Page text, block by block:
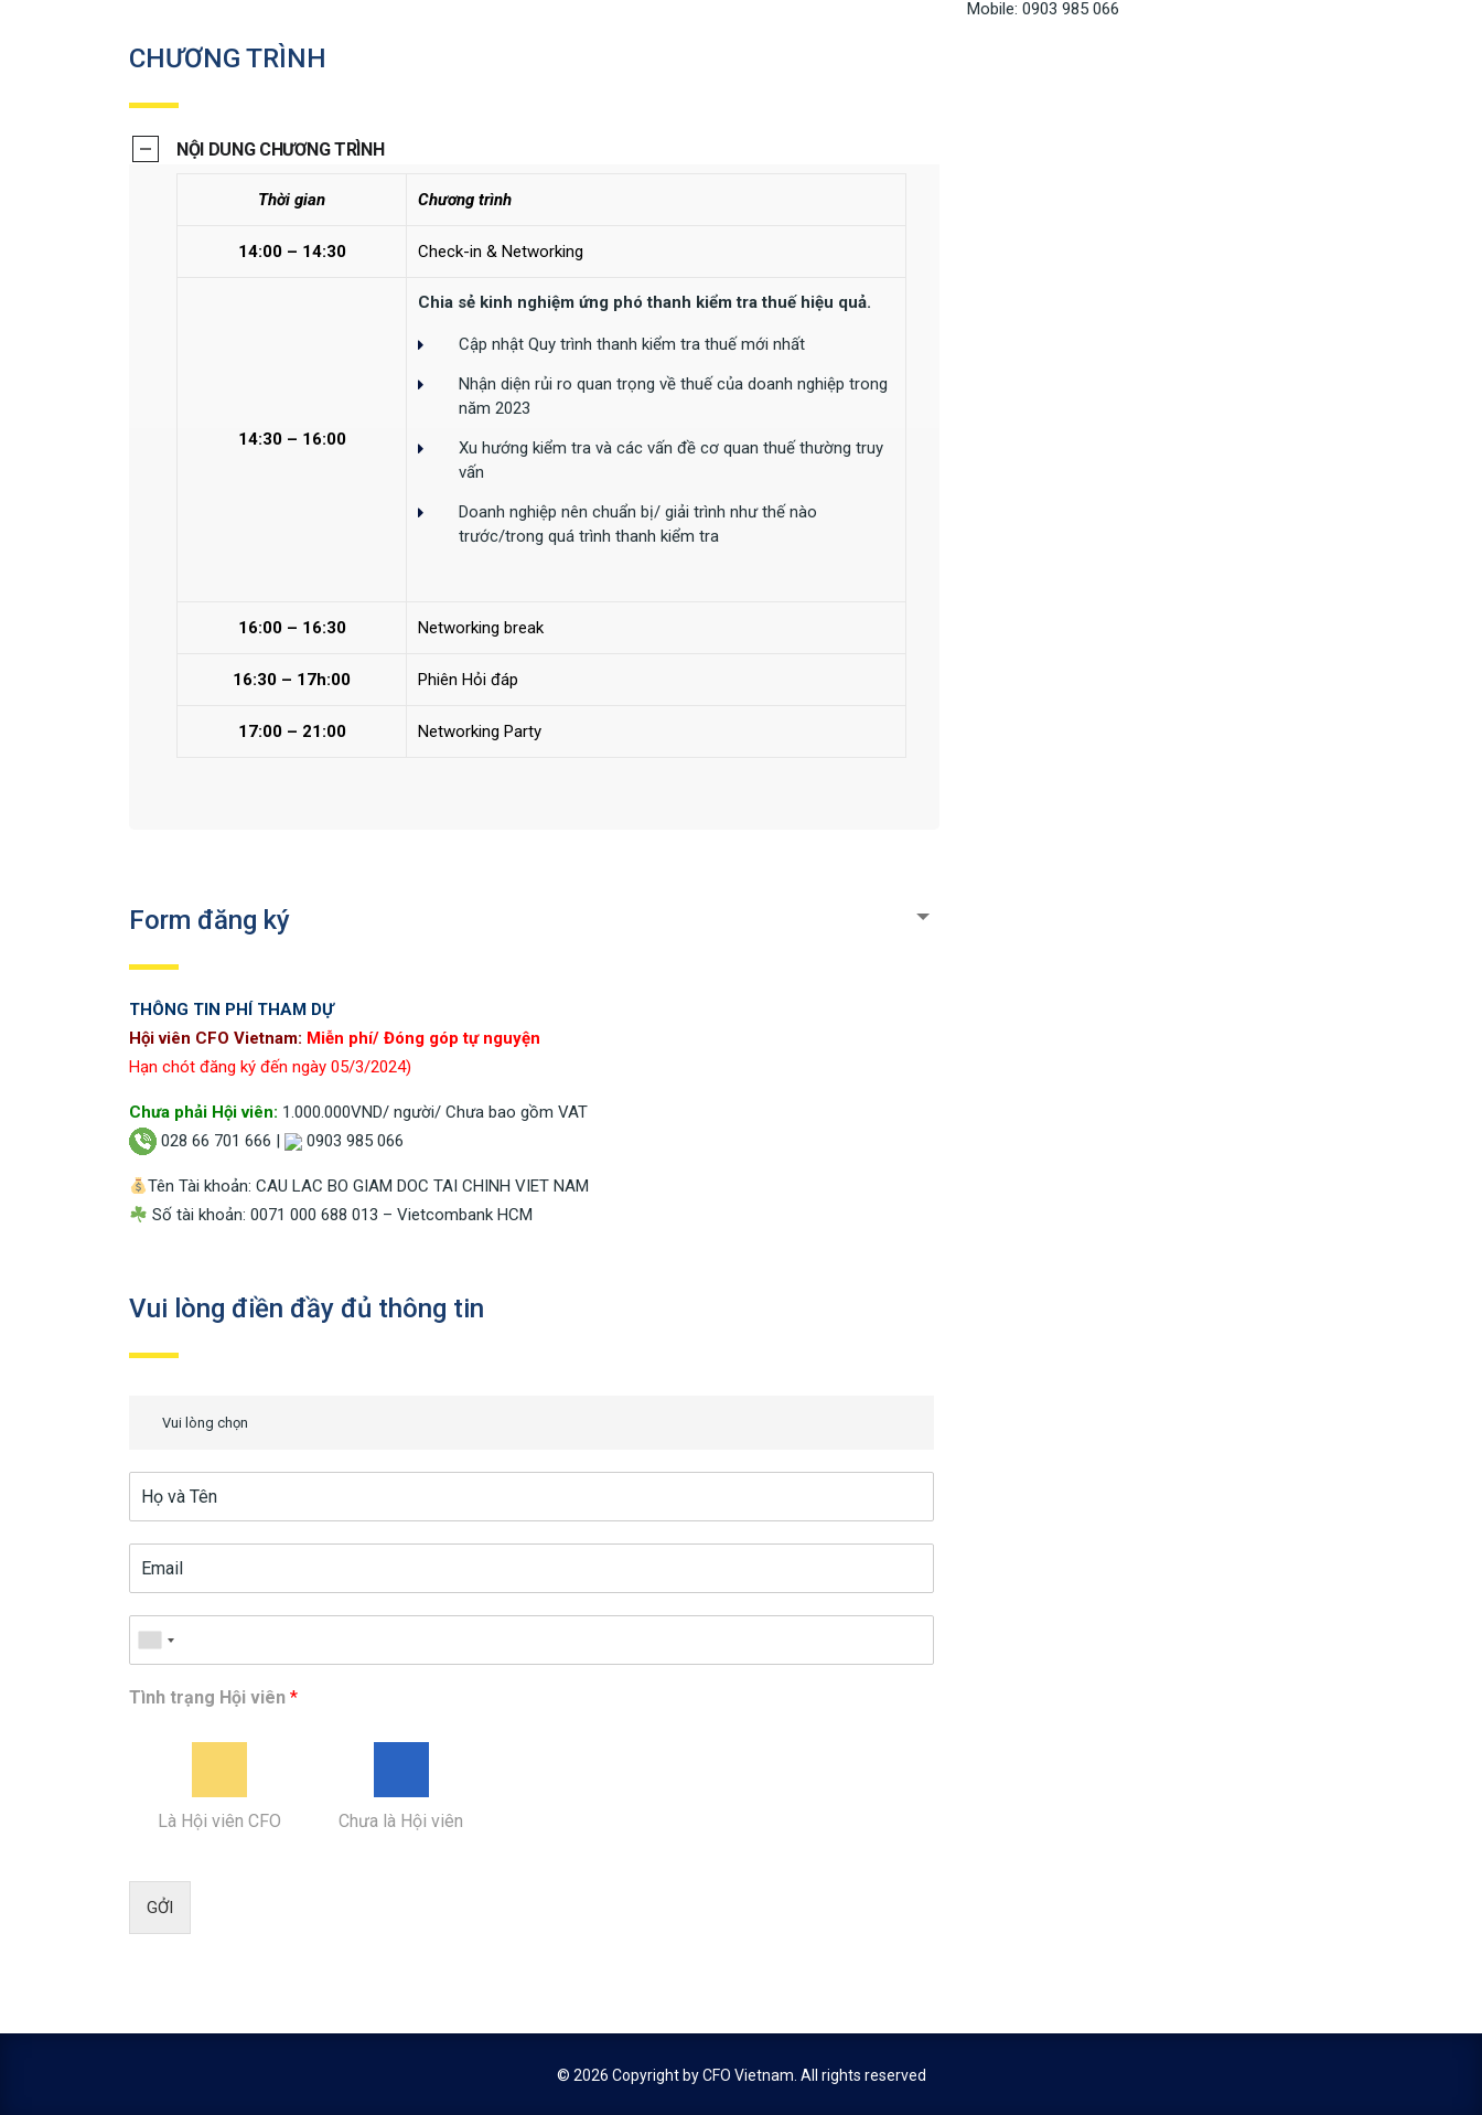
CHƯƠNG TRÌNH
NỘI DUNG CHƯƠNG TRÌNH
Thời gian Chương trình
14:00 – 14:30 Check-in & Networking
14:30 – 16:00
Chia sẻ kinh nghiệm ứng phó thanh kiểm tra thuế hiệu quả.
Cập nhật Quy trình thanh kiểm tra thuế mới nhất
Nhận diện rủi ro quan trọng về thuế của doanh nghiệp trong
năm 2023
Xu hướng kiểm tra và các vấn đề cơ quan thuế thường truy
vấn
Doanh nghiệp nên chuẩn bị/ giải trình như thế nào
trước/trong quá trình thanh kiểm tra
16:00 – 16:30 Networking break
16:30 – 17h:00 Phiên Hỏi đáp
17:00 – 21:00 Networking Party
Mobile: 0903 985 066
Form đăng ký
THÔNG TIN PHÍ THAM DỰ
Hội viên CFO Vietnam: Miễn phí/ Đóng góp tự nguyện
Hạn chót đăng ký đến ngày 05/3/2024)
Chưa phải Hội viên: 1.000.000VND/ người/ Chưa bao gồm VAT
028 66 701 666 |
0903 985 066
Tên Tài khoản: CAU LAC BO GIAM DOC TAI CHINH VIET NAM
Số tài khoản: 0071 000 688 013 – Vietcombank HCM
Vui lòng điền đầy đủ thông tin
Vui lòng chọn
Tình trạng Hội viên *
Là Hội viên CFO Chưa là Hội viên
GỞI
© 2026 Copyright byCFO Vietnam . All rights reserved